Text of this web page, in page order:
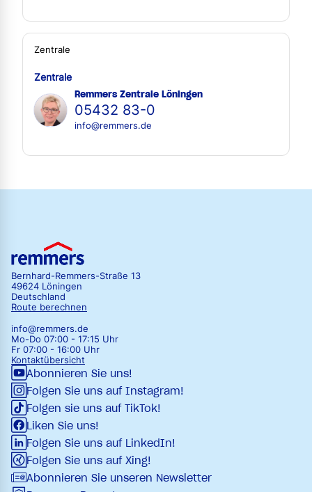
Zentrale
Zentrale
Remmers Zentrale Löningen
05432 83-0
info@remmers.de
Bernhard-Remmers-Straße 13
49624 Löningen
Deutschland
Route berechnen
info@remmers.de
Mo-Do 07:00 - 17:15 Uhr
Fr 07:00 - 16:00 Uhr
Kontaktübersicht
Abonnieren Sie uns!
Folgen Sie uns auf Instagram!
Folgen sie uns auf TikTok!
Liken Sie uns!
Folgen Sie uns auf LinkedIn!
Folgen Sie uns auf Xing!
Abonnieren Sie unseren Newsletter